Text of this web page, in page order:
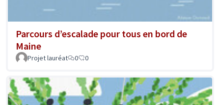
Parcours d’escalade pour tous en bord de
Maine
Projet lauréat 0 0